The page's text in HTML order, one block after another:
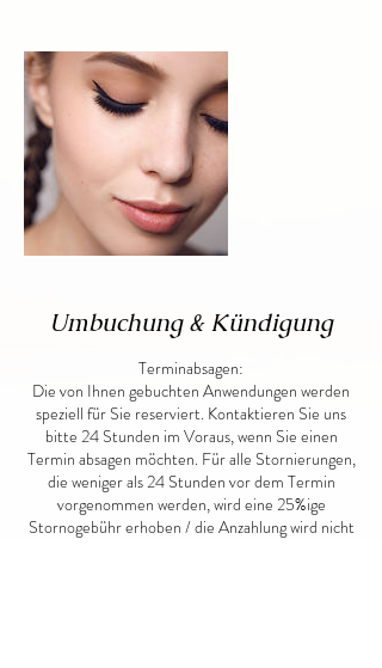
Umbuchung & Kündigung
Terminabsagen:
Die von Ihnen gebuchten Anwendungen werden
speziell für Sie reserviert. Kontaktieren Sie uns
bitte 24 Stunden im Voraus, wenn Sie einen
Termin absagen möchten. Für alle Stornierungen,
die weniger als 24 Stunden vor dem Termin
vorgenommen werden, wird eine 25%ige
Stornogebühr erhoben / die Anzahlung wird nicht